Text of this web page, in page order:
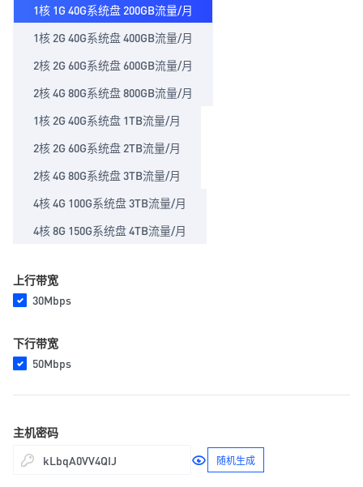
1核 1G 40G系统盘 200GB流量/月
1核 2G 40G系统盘 400GB流量/月
2核 2G 60G系统盘 600GB流量/月
2核 4G 80G系统盘 800GB流量/月
1核 2G 40G系统盘 1TB流量/月
2核 2G 60G系统盘 2TB流量/月
2核 4G 80G系统盘 3TB流量/月
4核 4G 100G系统盘 3TB流量/月
4核 8G 150G系统盘 4TB流量/月
上行带宽
30Mbps
下行带宽
50Mbps
主机密码
随机生成